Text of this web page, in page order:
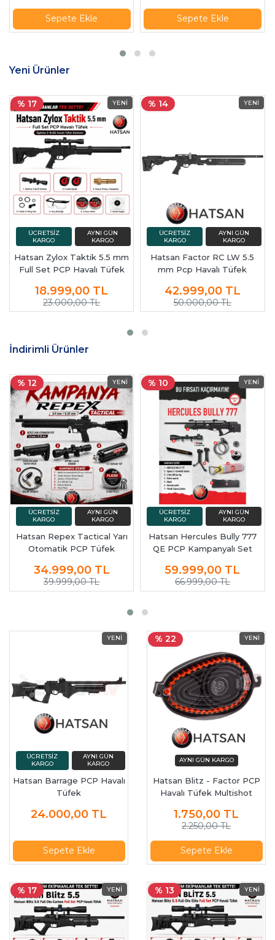
Sepete Ekle Sepete Ekle
Yeni Ürünler
% 17
Hatsan Zylox Taktik 5.5 mm
Full Set PCP Havalı Tüfek
18.999,00 TL
23.000,00 TL
% 14
Hatsan Factor RC LW 5.5
mm Pcp Havalı Tüfek
42.999,00 TL
50.000,00 TL
İndirimli Ürünler
% 12
Hatsan Repex Tactical Yarı
Otomatik PCP Tüfek
34.999,00 TL
39.999,00 TL
% 10
Hatsan Hercules Bully 777
QE PCP Kampanyalı Set
59.999,00 TL
66.999,00 TL
Hatsan Barrage PCP Havalı
Tüfek
24.000,00 TL
Sepete Ekle
% 22
Hatsan Blitz - Factor PCP
Havalı Tüfek Multishot
1.750,00 TL
2.250,00 TL
Sepete Ekle
% 17 % 13